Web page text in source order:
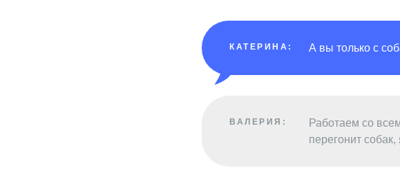
КАТЕРИНА: А вы только с
ВАЛЕРИЯ:
Работаем со
перегонит